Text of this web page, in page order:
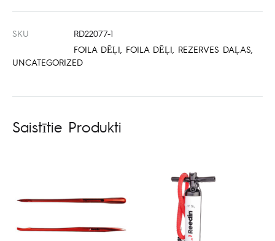
SKU
RD22077-1
FOILA DĒĻI
FOILA DĒĻI REZERVES DAĻAS
UNCATEGORIZED
Saistītie Produkti